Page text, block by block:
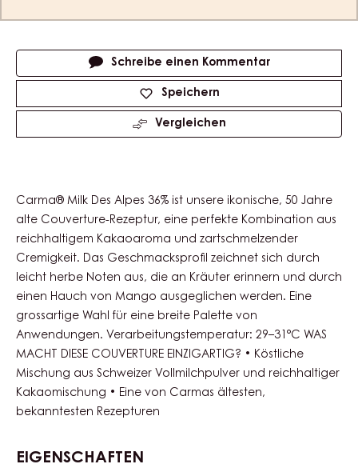
Schreibe einen Kommentar
Speichern
Vergleichen
Carma® Milk Des Alpes 36% ist unsere ikonische, 50 Jahre
alte Couverture-Rezeptur, eine perfekte Kombination aus
reichhaltigem Kakaoaroma und zartschmelzender
Cremigkeit. Das Geschmacksprofil zeichnet sich durch
leicht herbe Noten aus, die an Kräuter erinnern und durch
einen Hauch von Mango ausgeglichen werden. Eine
grossartige Wahl für eine breite Palette von
Anwendungen. Verarbeitungstemperatur: 29–31°C WAS
MACHT DIESE COUVERTURE EINZIGARTIG? • Köstliche
Mischung aus Schweizer Vollmilchpulver und reichhaltiger
Kakaomischung • Eine von Carmas ältesten,
bekanntesten Rezepturen
EIGENSCHAFTEN